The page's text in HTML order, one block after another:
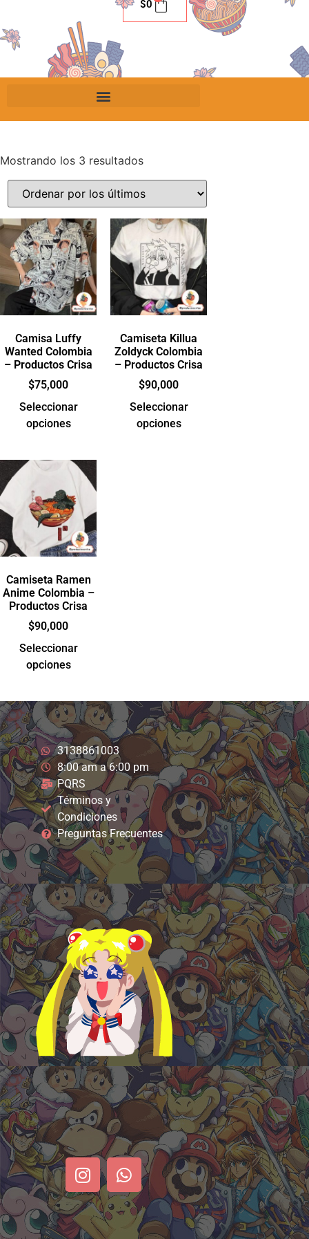
$0
Mostrando los 3 resultados
Camisa Luffy
Wanted Colombia
– Productos Crisa
$75,000
Seleccionar
opciones
Camiseta Killua
Zoldyck Colombia
– Productos Crisa
$90,000
Seleccionar
opciones
Camiseta Ramen
Anime Colombia –
Productos Crisa
$90,000
Seleccionar
opciones
3138861003
8:00 am a 6:00 pm
PQRS
Términos y
Condiciones
Preguntas Frecuentes